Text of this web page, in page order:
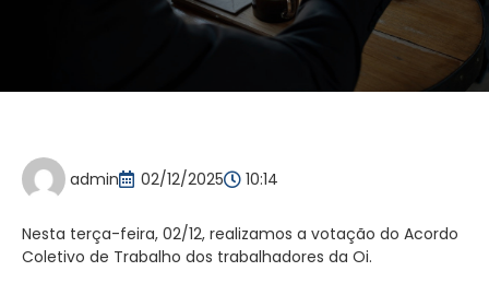
admin 02/12/2025 10:14
Nesta terça-feira, 02/12, realizamos a votação do Acordo
Coletivo de Trabalho dos trabalhadores da Oi.